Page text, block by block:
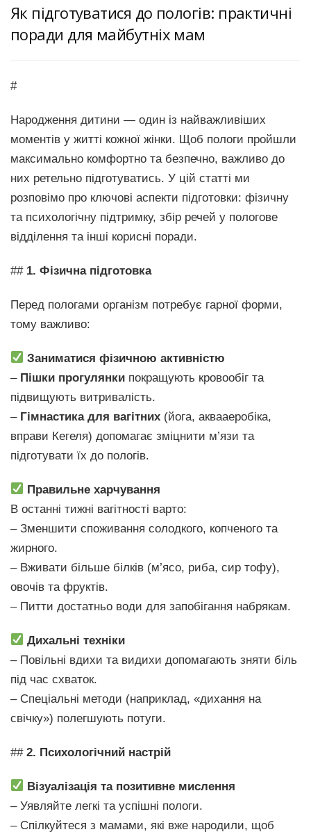
Як підготуватися до пологів: практичні
поради для майбутніх мам
#
Народження дитини — один із найважливіших
моментів у житті кожної жінки. Щоб пологи пройшли
максимально комфортно та безпечно, важливо до
них ретельно підготуватись. У цій статті ми
розповімо про ключові аспекти підготовки: фізичну
та психологічну підтримку, збір речей у пологове
відділення та інші корисні поради.
## 1. Фізична підготовка
Перед пологами організм потребує гарної форми,
тому важливо:
Заниматися фізичною активністю
– Пішки прогулянки покращують кровообіг та
підвищують витривалість.
– Гімнастика для вагітних (йога, аквааеробіка,
вправи Кегеля) допомагає зміцнити м’язи та
підготувати їх до пологів.
Правильне харчування
В останні тижні вагітності варто:
– Зменшити споживання солодкого, копченого та
жирного.
– Вживати більше білків (м’ясо, риба, сир тофу),
овочів та фруктів.
– Питти достатньо води для запобігання набрякам.
Дихальні техніки
– Повільні вдихи та видихи допомагають зняти біль
під час схваток.
– Спеціальні методи (наприклад, «дихання на
свічку») полегшують потуги.
## 2. Психологічний настрій
Візуалізація та позитивне мислення
– Уявляйте легкі та успішні пологи.
– Спілкуйтеся з мамами, які вже народили, щоб